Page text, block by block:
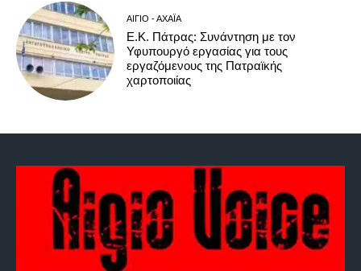
ΑΊΓΙΟ - ΑΧΑΪ́Α
Ε.Κ. Πάτρας: Συνάντηση με τον
Υφυπουργό εργασίας για τους
εργαζόμενους της Πατραϊκής
χαρτοποιίας